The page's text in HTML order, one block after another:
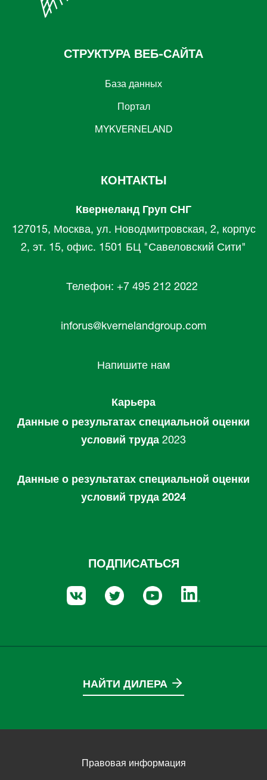
СТРУКТУРА ВЕБ-САЙТА
База данных
Портал
MYKVERNELAND
КОНТАКТЫ
Квернеланд Груп СНГ
127015, Москва, ул. Новодмитровская, 2, корпус
2, эт. 15, офис. 1501 БЦ "Савеловский Сити"
Телефон: +7 495 212 2022
inforus@kvernelandgroup.com
Напишите нам
Карьера
Данные о результатах специальной оценки
условий труда 2023
Данные о результатах специальной оценки
условий труда 2024
ПОДПИСАТЬСЯ
НАЙТИ ДИЛЕРА
Правовая информация